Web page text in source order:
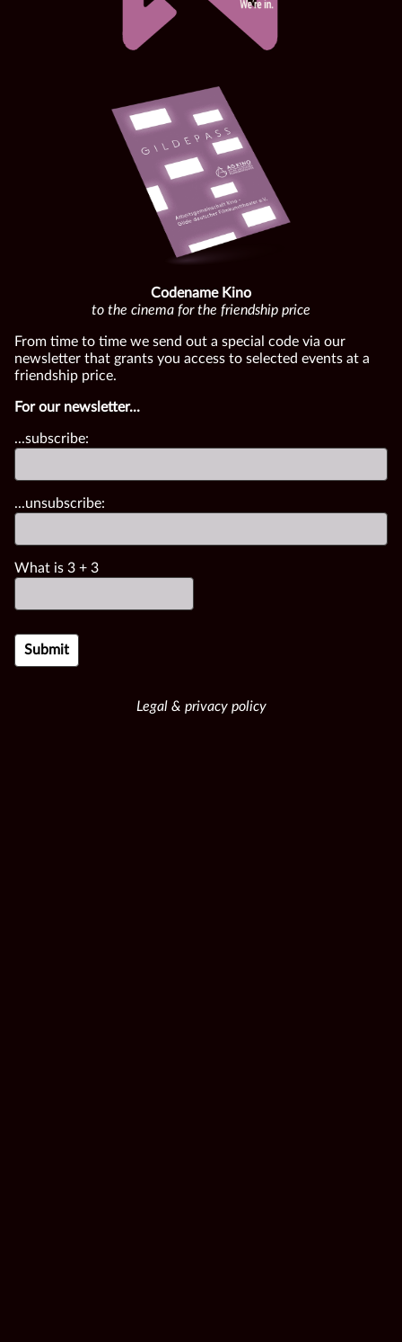
Codename Kino
to the cinema for the friendship price
From time to time we send out a special code via our
newsletter that grants you access to selected events at a
friendship price.
For our newsletter...
...subscribe:
...unsubscribe:
What is 3 + 3
Legal & privacy policy